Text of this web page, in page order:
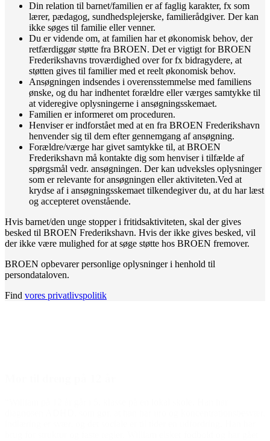
Din relation til barnet/familien er af faglig karakter, fx som
lærer, pædagog, sundhedsplejerske, familierådgiver. Der kan
ikke søges til familie eller venner.
Du er vidende om, at familien har et økonomisk behov, der
retfærdiggør støtte fra BROEN. Det er vigtigt for BROEN
Frederikshavns troværdighed over for fx bidragydere, at
støtten gives til familier med et reelt økonomisk behov.
Ansøgningen indsendes i overensstemmelse med familiens
ønske, og du har indhentet forældre eller værges samtykke til
at videregive oplysningerne i ansøgningsskemaet.
Familien er informeret om proceduren.
Henviser er indforstået med at en fra BROEN Frederikshavn
henvender sig til dem efter gennemgang af ansøgning.
Forældre/værge har givet samtykke til, at BROEN
Frederikshavn må kontakte dig som henviser i tilfælde af
spørgsmål vedr. ansøgningen. Der kan udveksles oplysninger
som er relevante for ansøgningen eller aktiviteten.Ved at
krydse af i ansøgningsskemaet tilkendegiver du, at du har læst
og accepteret ovenstående.
Hvis barnet/den unge stopper i fritidsaktiviteten, skal der gives
besked til BROEN Frederikshavn. Hvis der ikke gives besked, vil
der ikke være mulighed for at søge støtte hos BROEN fremover.
BROEN opbevarer personlige oplysninger i henhold til
persondataloven.
Find vores privatlivspolitik